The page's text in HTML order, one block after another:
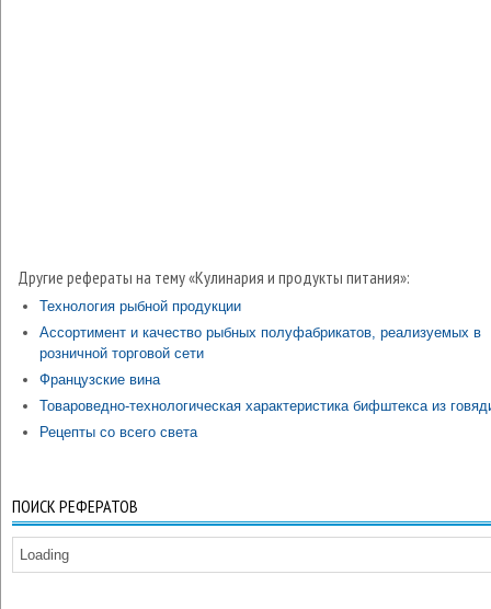
Другие рефераты на тему «Кулинария и продукты питания»:
Технология рыбной продукции
Ассортимент и качество рыбных полуфабрикатов, реализуемых в
розничной торговой сети
Французские вина
Товароведно-технологическая характеристика бифштекса из
Рецепты со всего света
ПОИСК РЕФЕРАТОВ
Loading